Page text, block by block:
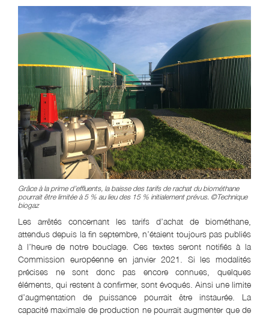
Grâce à la prime d’effluents, la baisse des tarifs de rachat du biométhane
pourrait être limitée à 5 % au lieu des 15 % initialement prévus. ©Technique
biogaz
Les arrêtés concernant les tarifs d’achat de biométhane,
attendus depuis la fin septembre, n’étaient toujours pas publiés
à l’heure de notre bouclage. Ces textes seront notifiés à la
Commission européenne en janvier 2021. Si les modalités
précises ne sont donc pas encore connues, quelques
éléments, qui restent à confirmer, sont évoqués. Ainsi une limite
d’augmentation de puissance pourrait être instaurée. La
capacité maximale de production ne pourrait augmenter que de